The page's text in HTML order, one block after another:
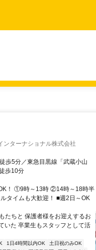
ンターナショナル株式会社
歩5分／東急目黒線「武蔵小山
歩10分
！ ①9時～13時 ②14時～18時半
タイムも大歓迎！ ■週2日～OK
たちと 保護者様をお迎えするお
いた 卒業生もスタッフとして活
1日4時間以内OK
土日祝のみOK